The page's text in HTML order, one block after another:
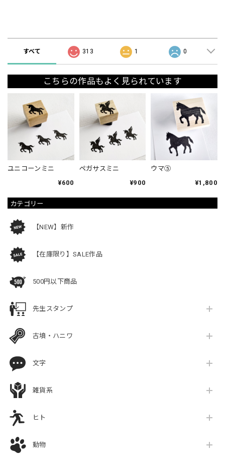
カテゴリー
【NEW】新作
【在庫限り】SALE作品
500円以下商品
先生スタンプ
古墳・ハニワ
文字
雑貨系
ヒト
動物
すべて 313 1 0
こちらの作品もよく見られています
ユニコーンミニ
¥600
ペガサスミニ
¥900
ウマ⑤
¥1,800